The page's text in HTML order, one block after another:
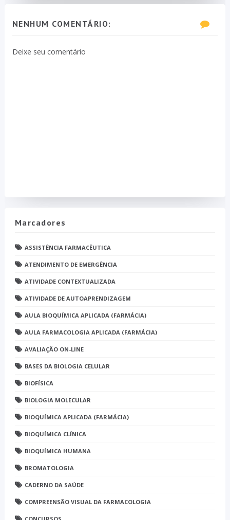
NENHUM COMENTÁRIO:
Deixe seu comentário
Marcadores
ASSISTÊNCIA FARMACÊUTICA
ATENDIMENTO DE EMERGÊNCIA
ATIVIDADE CONTEXTUALIZADA
ATIVIDADE DE AUTOAPRENDIZAGEM
AULA BIOQUÍMICA APLICADA (FARMÁCIA)
AULA FARMACOLOGIA APLICADA (FARMÁCIA)
AVALIAÇÃO ON-LINE
BASES DA BIOLOGIA CELULAR
BIOFÍSICA
BIOLOGIA MOLECULAR
BIOQUÍMICA APLICADA (FARMÁCIA)
BIOQUÍMICA CLÍNICA
BIOQUÍMICA HUMANA
BROMATOLOGIA
CADERNO DA SAÚDE
COMPREENSÃO VISUAL DA FARMACOLOGIA